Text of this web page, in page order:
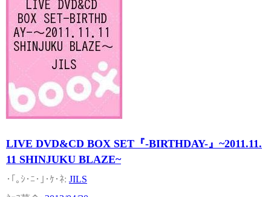
LIVE DVD&CD BOX SET『-BIRTHDAY-』~2011.11.
11 SHINJUKU BLAZE~
JILS